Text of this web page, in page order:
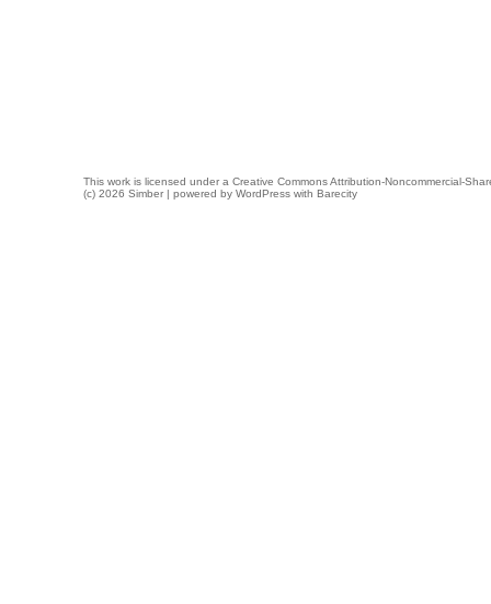
This work is licensed under a Creative Commons Attribution-Noncommercial-
(c) 2026 Simber | powered by WordPress with Barecity